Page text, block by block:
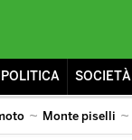
POLITICA SOCIETÀ
Monte piselli